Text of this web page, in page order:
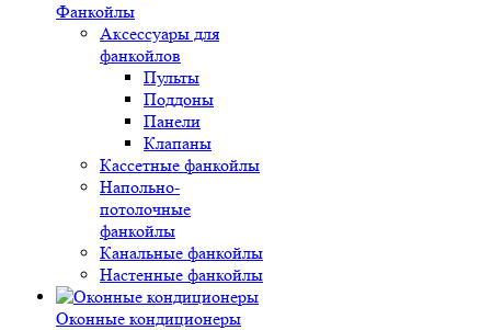
Фанкойлы
Аксессуары для
фанкойлов
Пульты
Поддоны
Панели
Клапаны
Кассетные фанкойлы
Напольно-
потолочные
фанкойлы
Канальные фанкойлы
Настенные фанкойлы
Оконные кондиционеры